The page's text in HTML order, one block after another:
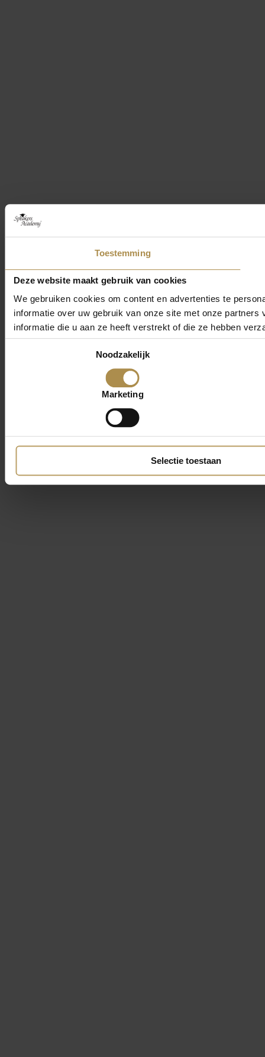
Toestemming
Deze website maakt gebruik van cookies
We gebruiken cookies om content en advertenties te
informatie over uw gebruik van onze site met onze
informatie die u aan ze heeft verstrekt of die ze hebben
Noodzakelijk
Marketing
Selectie toestaan